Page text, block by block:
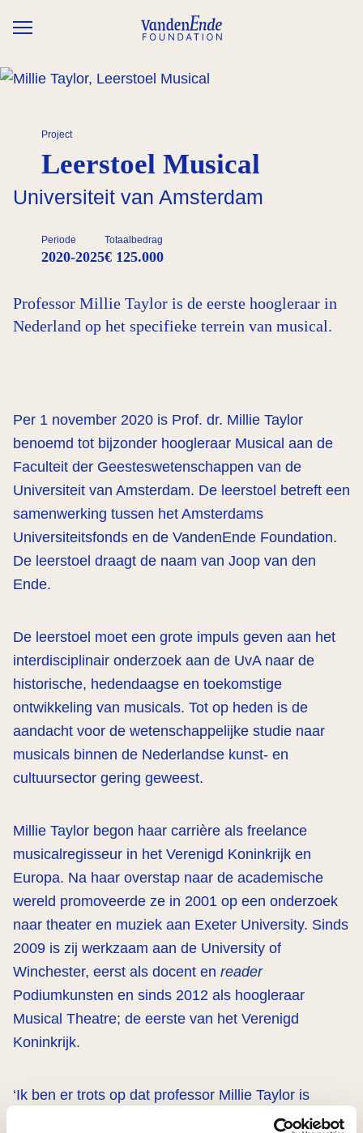
Overslaan en naar de inhoud gaan
Project
Leerstoel Musical
Universiteit van Amsterdam
Periode
2020-2025
Totaalbedrag
€ 125.000
Professor Millie Taylor is de eerste hoogleraar in
Nederland op het specifieke terrein van musical.
Per 1 november 2020 is Prof. dr. Millie Taylor
benoemd tot bijzonder hoogleraar Musical aan de
Faculteit der Geesteswetenschappen van de
Universiteit van Amsterdam. De leerstoel betreft een
samenwerking tussen het Amsterdams
Universiteitsfonds en de VandenEnde Foundation.
De leerstoel draagt de naam van Joop van den
Ende.
De leerstoel moet een grote impuls geven aan het
interdisciplinair onderzoek aan de UvA naar de
historische, hedendaagse en toekomstige
ontwikkeling van musicals. Tot op heden is de
aandacht voor de wetenschappelijke studie naar
musicals binnen de Nederlandse kunst- en
cultuursector gering geweest.
Millie Taylor begon haar carrière als freelance
musicalregisseur in het Verenigd Koninkrijk en
Europa. Na haar overstap naar de academische
wereld promoveerde ze in 2001 op een onderzoek
naar theater en muziek aan Exeter University. Sinds
2009 is zij werkzaam aan de University of
Winchester, eerst als docent en reader
Podiumkunsten en sinds 2012 als hoogleraar
Musical Theatre; de eerste van het Verenigd
Koninkrijk.
‘Ik ben er trots op dat professor Millie Taylor is
benoemd tot bijzonder hoogleraar Musical aan de